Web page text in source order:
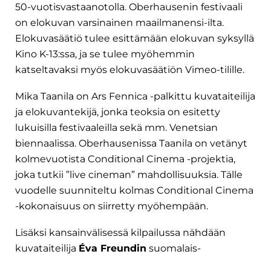
50-vuotisvastaanotolla. Oberhausenin festivaali
on elokuvan varsinainen maailmanensi-ilta.
Elokuvasäätiö tulee esittämään elokuvan syksyllä
Kino K-13:ssa, ja se tulee myöhemmin
katseltavaksi myös elokuvasäätiön Vimeo-tilille.
Mika Taanila on Ars Fennica -palkittu kuvataiteilija
ja elokuvantekijä, jonka teoksia on esitetty
lukuisilla festivaaleilla sekä mm. Venetsian
biennaalissa. Oberhausenissa Taanila on vetänyt
kolmevuotista Conditional Cinema -projektia,
joka tutkii ”live cineman” mahdollisuuksia. Tälle
vuodelle suunniteltu kolmas Conditional Cinema
-kokonaisuus on siirretty myöhempään.
Lisäksi kansainvälisessä kilpailussa nähdään
kuvataiteilija Éva Freundin suomalais-